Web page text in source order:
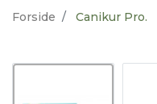
Forside Canikur Pro.